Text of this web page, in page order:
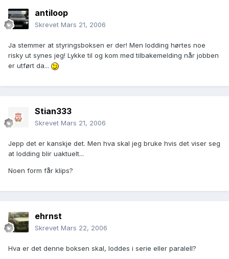
antiloop
Skrevet Mars 21, 2006
Ja stemmer at styringsboksen er der! Men lodding hørtes noe
risky ut synes jeg! Lykke til og kom med tilbakemelding når jobben
er utført da...
Stian333
Skrevet Mars 21, 2006
Jepp det er kanskje det. Men hva skal jeg bruke hvis det viser seg
at lodding blir uaktuelt...
Noen form får klips?
ehrnst
Skrevet Mars 22, 2006
Hva er det denne boksen skal, loddes i serie eller paralell?